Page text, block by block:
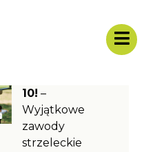
10! –
Wyjątkowe
zawody
strzeleckie